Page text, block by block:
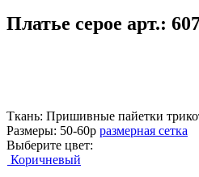
Платье серое арт.:
Ткань: Пришивные пайетки
Размеры: 50-60р размерная сетка
Выберите цвет:
Коричневый